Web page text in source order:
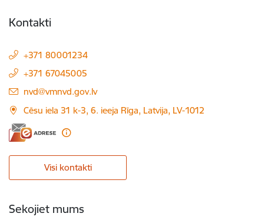
Kontakti
+371 80001234
+371 67045005
E-pasts:
nvd@vmnvd.gov.lv
Cēsu iela 31 k-3, 6. ieeja Rīga, Latvija, LV-1012
Visi kontakti
Sekojiet mums